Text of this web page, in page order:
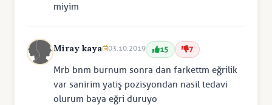
miyim
Miray kaya 03.10.2019 15 7
Mrb bnm burnum sonra dan farkettm eğrilik
var sanirim yatiş pozisyondan nasil tedavi
olurum baya eğri duruyo